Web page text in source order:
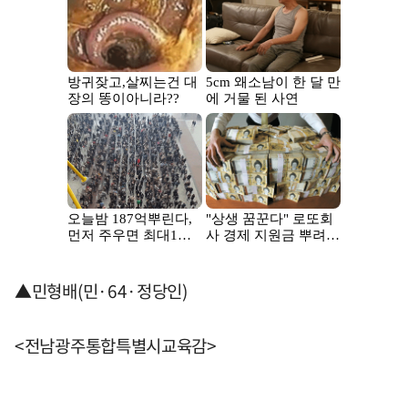
▲민형배(민·64·정당인)
<전남광주통합특별시교육감>